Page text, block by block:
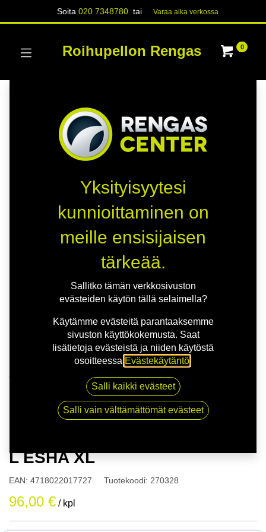
Soita020 7348780 tai Varaa aika verk​​​​ossa
Roihupellon Rengas 0
175/55R15 77T NANKANG SV-4 L ESHA XL
L ESHA XL
EAN: 4718022017727 Tuotekoodi: 270328
96,00 € / kpl
Yksityisyytesi
kunnioittaminen on
meille ensisijaisen
tärkeää.
Sallitko tämän verkkosivuston
evästeiden käytön tällä selaimella?
Käytämme evästeitä parantaaksemme
sivuston käyttökokemusta. Saat
lisätietoja evästeistä ja niiden käytöstä
osoitteessa Evästekäytäntö
Salli kaikki evästeet
Salli vain välttämättömät evästeet